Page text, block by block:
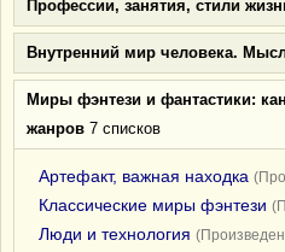
Профессии, занятия, стили
Внутренний мир человека.
Миры фэнтези и фантастики:
жанров 7 списков
Артефакт, важная находка
Классические миры фэнтези
Люди и технология